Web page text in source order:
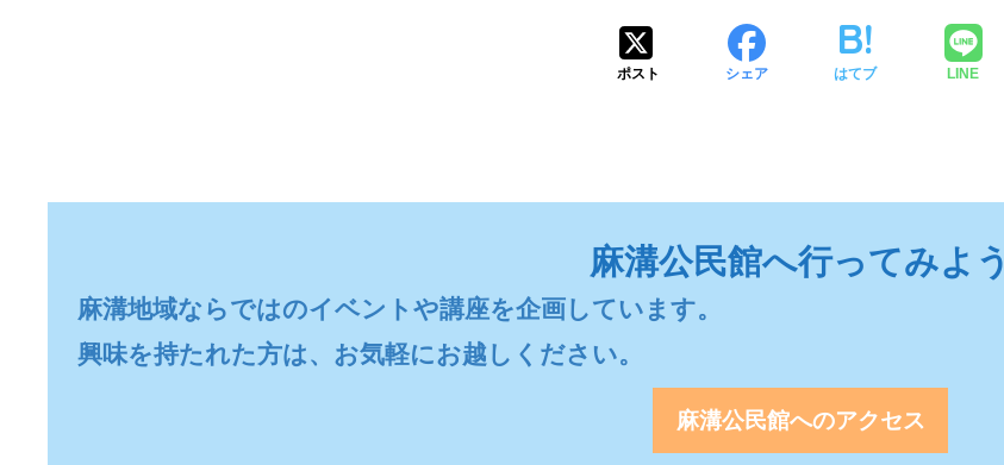
ポスト シェア はてブ LINE
麻溝公民館へ行ってみよう
麻溝地域ならではのイベントや講座を企画しています。
興味を持たれた方は、お気軽にお越しください。
麻溝公民館へのアクセス